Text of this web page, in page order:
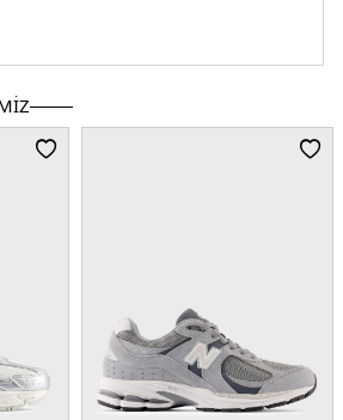
yastıklama ve sıkıştırma direncinin bir
-ABZORB ve SBS yastıklama özellikli çift
yarı saydam CR cihazı